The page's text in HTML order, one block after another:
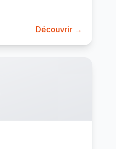
Découvrir →